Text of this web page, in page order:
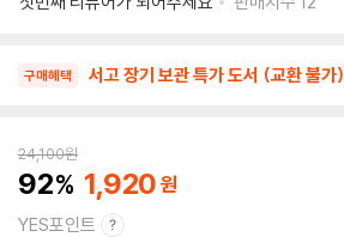
구매혜택 서고 장기 보관 특가 도서 (교환 불가)
24,100원
92 1,920
YES포인트